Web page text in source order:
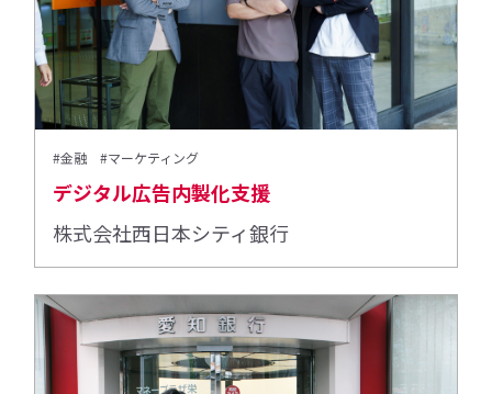
#金融 #マーケティング
デジタル広告内製化支援
株式会社西日本シティ銀行